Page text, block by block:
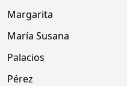
Margarita
María Susana
Palacios
Pérez